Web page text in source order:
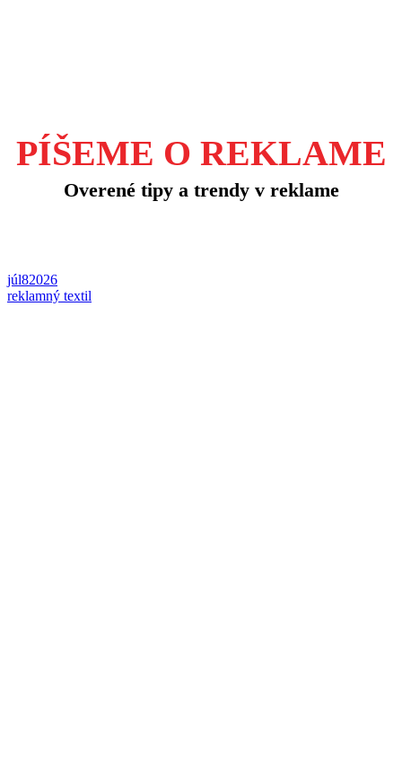
PÍŠEME O REKLAME
Overené tipy a trendy v reklame
júl82026
reklamný textil